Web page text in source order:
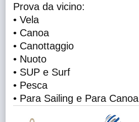
Prova da vicino:
• Vela
• Canoa
• Canottaggio
• Nuoto
• SUP e Surf
• Pesca
• Para Sailing e Para Canoa